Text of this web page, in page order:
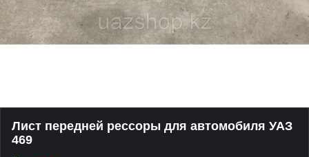
Лист передней рессоры для автомобиля УАЗ
469